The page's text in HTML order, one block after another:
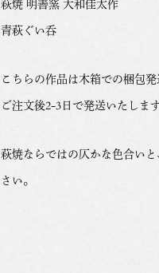
萩焼 明善窯 大和佳太作
青萩ぐい呑
こちらの作品は木箱での梱包発
ご注文後2-3日で発送いたします
萩焼ならではの仄かな色合い
さい。